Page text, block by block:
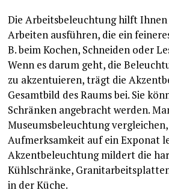
Die Arbeitsbeleuchtung hilft Ihnen
Arbeiten ausführen, die ein
B. beim Kochen, Schneiden oder
Wenn es darum geht, die
zu akzentuieren, trägt die
Gesamtbild des Raums bei. Sie
Schränken angebracht werden.
Museumsbeleuchtung
Aufmerksamkeit auf ein Exponat
Akzentbeleuchtung mildert die
Kühlschränke,
in der Küche.